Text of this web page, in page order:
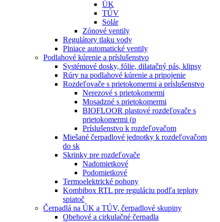
ÚK
TÚV
Solár
Zónové ventily
Regulátory tlaku vody
Plniace automatické ventily
Podlahové kúrenie a príslušenstvo
Systémové dosky, fólie, dilatačný pás, klipsy
Rúry na podlahové kúrenie a pripojenie
Rozdeľovače s prietokomermi a príslušenstvo
Nerezové s prietokomermi
Mosadzné s prietokomermi
BIOFLOOR plastové rozdeľovače s
prietokomermi (p
Príslušenstvo k rozdeľovačom
Miešané čerpadlové jednotky k rozdeľovačom
do sk
Skrinky pre rozdeľovače
Nadomietkové
Podomietkové
Termoelektrické pohony
Kombibox RTL pre reguláciu podľa teploty
spiatoč
Čerpadlá na ÚK a TÚV, čerpadlové skupiny
Obehové a cirkulačné čerpadla